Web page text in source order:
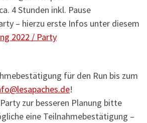
4 Stunden inkl. Pause
– hierzu erste Infos unter diesem
2022 / Party
für den Run bis zum
!
zur besseren Planung bitte
eine Teilnahmebestätigung –